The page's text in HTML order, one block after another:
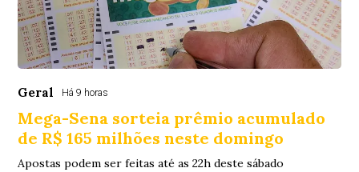
Geral Há 9 horas
Mega-Sena sorteia prêmio acumulado
de R$ 165 milhões neste domingo
Apostas podem ser feitas até as 22h deste sábado